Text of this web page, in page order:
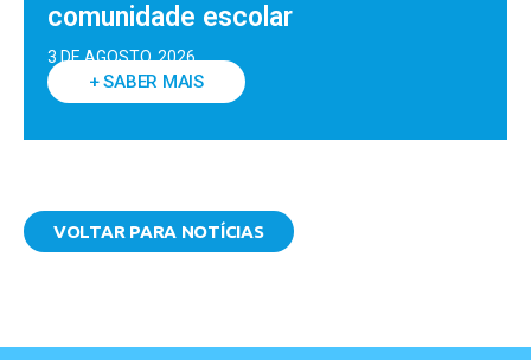
comunidade escolar
3 DE AGOSTO, 2026
+ SABER MAIS
VOLTAR PARA NOTÍCIAS